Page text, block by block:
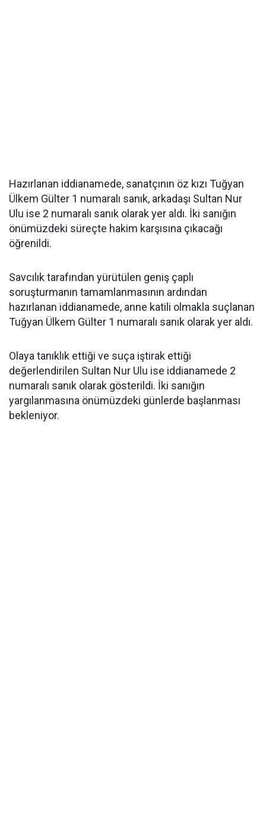
Hazırlanan iddianamede, sanatçının öz kızı Tuğyan
Ülkem Gülter 1 numaralı sanık, arkadaşı Sultan Nur
Ulu ise 2 numaralı sanık olarak yer aldı. İki sanığın
önümüzdeki süreçte hakim karşısına çıkacağı
öğrenildi.
Savcılık tarafından yürütülen geniş çaplı
soruşturmanın tamamlanmasının ardından
hazırlanan iddianamede, anne katili olmakla suçlanan
Tuğyan Ülkem Gülter 1 numaralı sanık olarak yer aldı.
Olaya tanıklık ettiği ve suça iştirak ettiği
değerlendirilen Sultan Nur Ulu ise iddianamede 2
numaralı sanık olarak gösterildi. İki sanığın
yargılanmasına önümüzdeki günlerde başlanması
bekleniyor.